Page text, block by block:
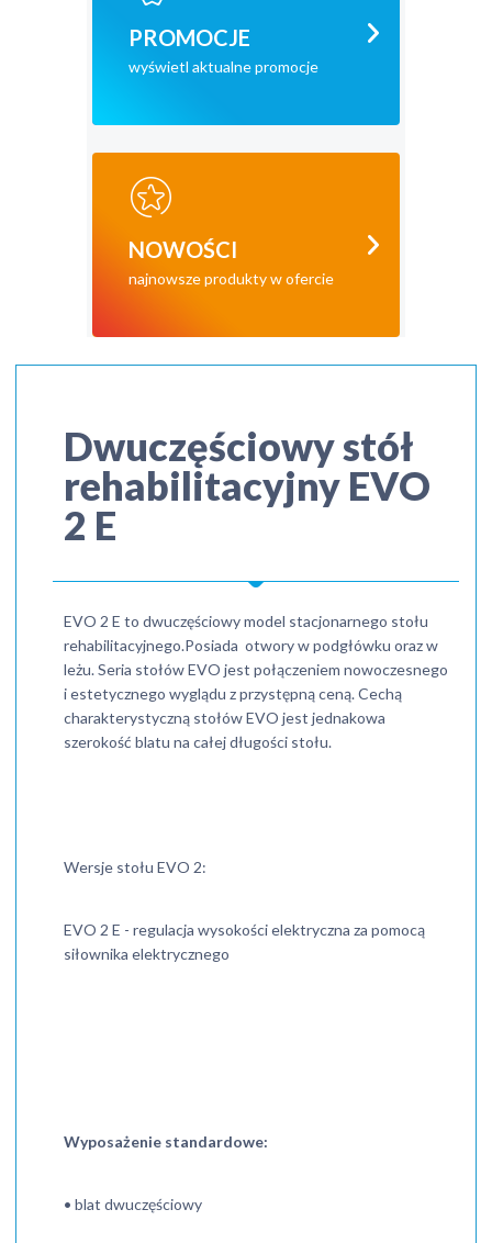
PROMOCJE
wyświetl aktualne promocje
NOWOŚCI
najnowsze produkty w ofercie
Dwuczęściowy stół
rehabilitacyjny EVO
2 E
EVO 2 E to dwuczęściowy model stacjonarnego stołu
rehabilitacyjnego.Posiada otwory w podgłówku oraz w
leżu. Seria stołów EVO jest połączeniem nowoczesnego
i estetycznego wyglądu z przystępną ceną. Cechą
charakterystyczną stołów EVO jest jednakowa
szerokość blatu na całej długości stołu.
Wersje stołu EVO 2:
EVO 2 E - regulacja wysokości elektryczna za pomocą
siłownika elektrycznego
Wyposażenie standardowe:
• blat dwuczęściowy